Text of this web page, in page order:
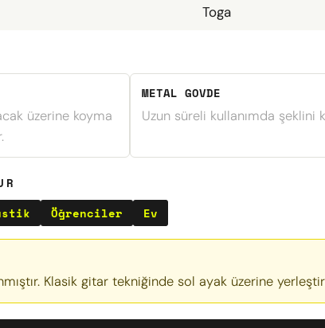
Toga
üzerine koyma
METAL GOVDE
Uzun süreli kullanımda şeklini
Öğrenciler Ev
Klasik gitar tekniğinde sol ayak üzerine